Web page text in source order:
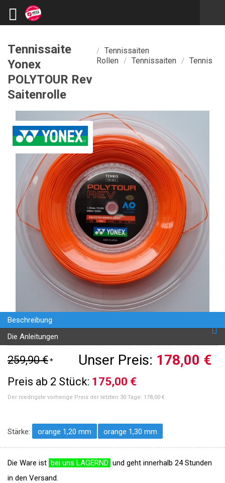
Tennissaite
Yonex
POLYTOUR Rev
Saitenrolle
/ Tennissaiten
Rollen / Tennissaiten / Tennis
Beschreibung
Die Anleitungen
259,90 €* Unser Preis: 178,00 €
Preis ab 2 Stück: 175,00 €
Der niedrigste vorherige Preis der letzten 30 Tage: 178,00 €
Stärke: orange 1,20 mm orange 1,30 mm
Die Ware ist bei uns LAGERND und geht innerhalb 24 Stunden
in den Versand.